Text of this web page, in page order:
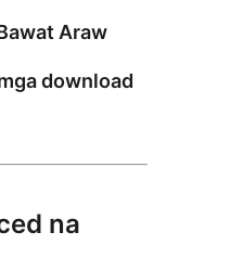
Araw
download
na